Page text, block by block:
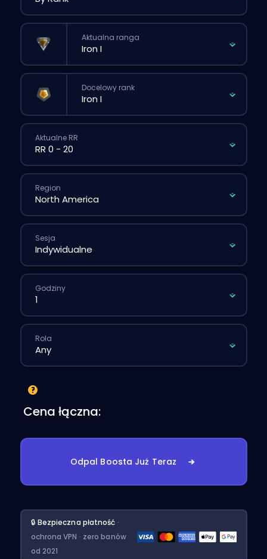
Aktualna ranga
Docelowy rank
Aktualne RR
Region
Sesja
Godziny
Rola
Cena łączna:
Odpal Boosta Już Teraz
🔒 Bezpieczna płatność ·
ochrona VPN · zero banów
od 2021